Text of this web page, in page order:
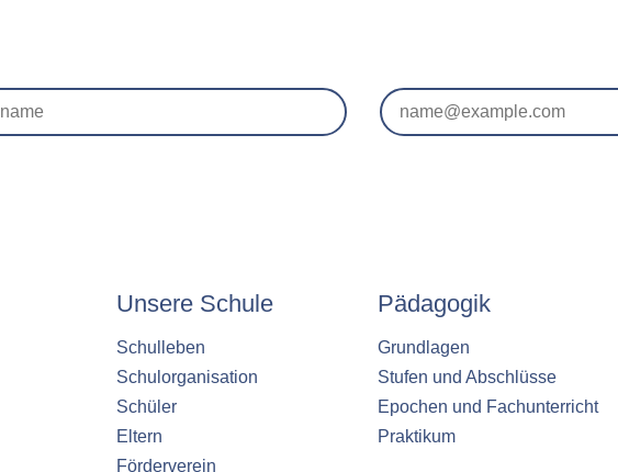
Unsere Schule
Schulleben
Schulorganisation
Schüler
Eltern
Förderverein
Pädagogik
Grundlagen
Stufen und Abschlüsse
Epochen und Fachunterricht
Praktikum